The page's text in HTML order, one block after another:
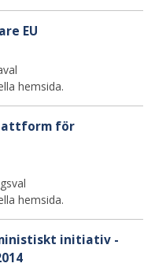
EU
hemsida.
för
hemsida.
initiativ -